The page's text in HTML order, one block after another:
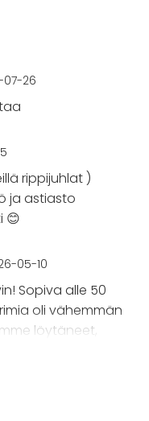
faciliteter
07-26
rippijuhlat )
ja astiasto
😊
05-10
Sopiva alle 50
oli vähemmän
löytäneet,
tilasta